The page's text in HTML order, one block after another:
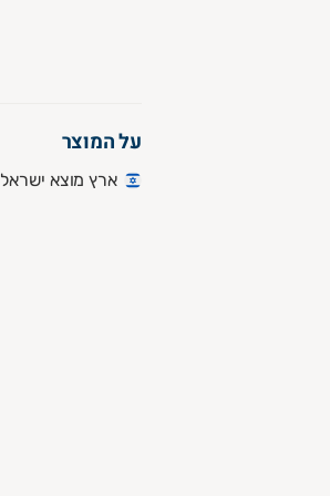
על המוצר
ארץ מוצא ישראל